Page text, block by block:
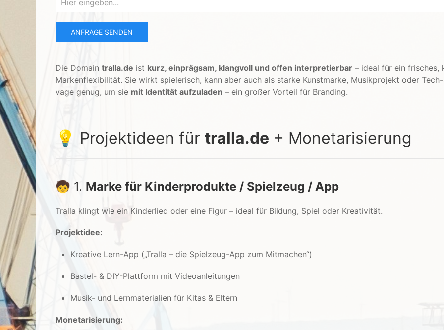
ANFRAGE SENDEN
Die Domain tralla.de ist kurz, einprägsam, klangvoll und offen interpretierbar – ideal für ein frisches,
Markenflexibilität. Sie wirkt spielerisch, kann aber auch als starke Kunstmarke, Musikprojekt oder
vage genug, um sie mit Identität aufzuladen – ein großer Vorteil für Branding.
💡 Projektideen für tralla.de + Monetarisierung
🧒 1. Marke für Kinderprodukte / Spielzeug / App
Tralla klingt wie ein Kinderlied oder eine Figur – ideal für Bildung, Spiel oder Kreativität.
Projektidee:
Kreative Lern-App („Tralla – die Spielzeug-App zum Mitmachen“)
Bastel- & DIY-Plattform mit Videoanleitungen
Musik- und Lernmaterialien für Kitas & Eltern
Monetarisierung: